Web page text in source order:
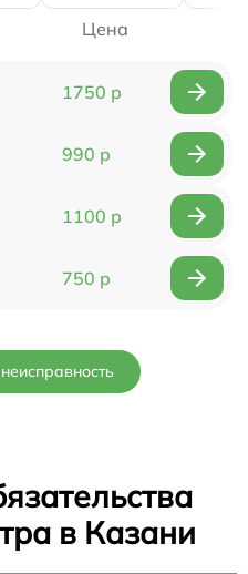
Цена
1750 р
990 р
1100 р
750 р
в Казани